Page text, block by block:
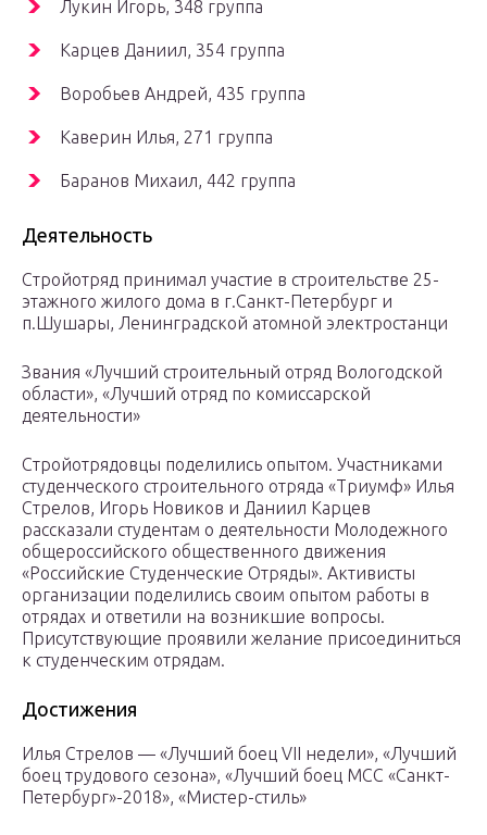
Лукин Игорь, 348 группа
Карцев Даниил, 354 группа
Воробьев Андрей, 435 группа
Каверин Илья, 271 группа
Баранов Михаил, 442 группа
Деятельность
Стройотряд принимал участие в строительстве 25-
этажного жилого дома в г.Санкт-Петербург и
п.Шушары, Ленинградской атомной электростанци
Звания «Лучший строительный отряд Вологодской
области», «Лучший отряд по комиссарской
деятельности»
Стройотрядовцы поделились опытом. Участниками
студенческого строительного отряда «Триумф» Илья
Стрелов, Игорь Новиков и Даниил Карцев
рассказали студентам о деятельности Молодежного
общероссийского общественного движения
«Российские Студенческие Отряды». Активисты
организации поделились своим опытом работы в
отрядах и ответили на возникшие вопросы.
Присутствующие проявили желание присоединиться
к студенческим отрядам.
Достижения
Илья Стрелов — «Лучший боец VII недели», «Лучший
боец трудового сезона», «Лучший боец МСС «Санкт-
Петербург»-2018», «Мистер-стиль»